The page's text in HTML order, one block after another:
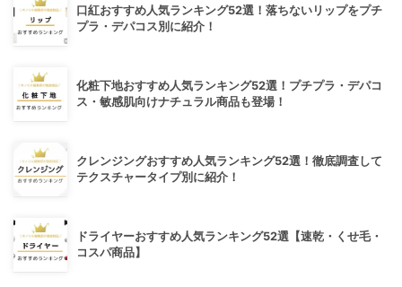
口紅おすすめ人気ランキング52選！落ちないリップをプチ
プラ・デパコス別に紹介！
化粧下地おすすめ人気ランキング52選！プチプラ・デパコ
ス・敏感肌向けナチュラル商品も登場！
クレンジングおすすめ人気ランキング52選！徹底調査して
テクスチャータイプ別に紹介！
ドライヤーおすすめ人気ランキング52選【速乾・くせ毛・
コスパ商品】